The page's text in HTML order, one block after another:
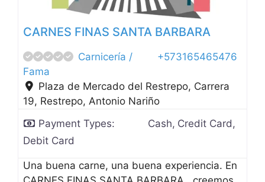
CARNES FINAS SANTA BARBARA
+573165465476
Carnicería /
Fama
Plaza de Mercado del Restrepo, Carrera
19, Restrepo, Antonio Nariño
Payment Types:
Cash, Credit Card,
Debit Card
Una buena carne, una buena experiencia. En